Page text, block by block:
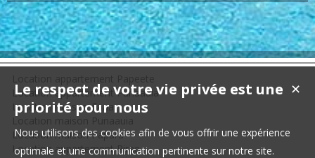
Location appartement Punaauia
Location maison Faaa
Location maison Punaauia
Location maison Papara
Location appartement Pirae
✕
Le respect de votre vie privée est une
priorité pour nous
Nous utilisons des cookies afin de vous offrir une expérience
optimale et une communication pertinente sur notre site.